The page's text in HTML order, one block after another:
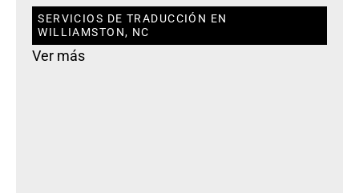
SERVICIOS DE TRADUCCIÓN EN
WILLIAMSTON, NC
Ver más